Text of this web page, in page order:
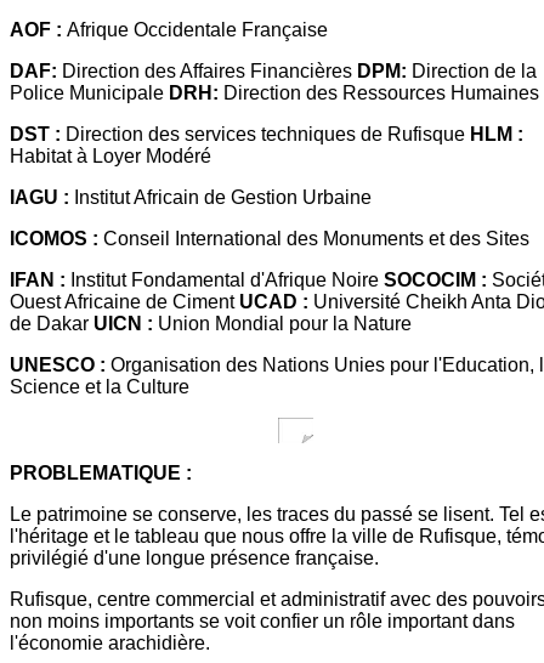
AOF : Afrique Occidentale Française
DAF: Direction des Affaires Financières DPM: Direction de la
Police Municipale DRH: Direction des Ressources Humaines
DST : Direction des services techniques de Rufisque HLM :
Habitat à Loyer Modéré
IAGU : Institut Africain de Gestion Urbaine
ICOMOS : Conseil International des Monuments et des Sites
IFAN : Institut Fondamental d'Afrique Noire SOCOCIM :
Ouest Africaine de Ciment UCAD : Université Cheikh Anta
de Dakar UICN : Union Mondial pour la Nature
UNESCO : Organisation des Nations Unies pour l'Education,
Science et la Culture
PROBLEMATIQUE :
Le patrimoine se conserve, les traces du passé se lisent. Tel
l'héritage et le tableau que nous offre la ville de Rufisque,
privilégié d'une longue présence française.
Rufisque, centre commercial et administratif avec des
non moins importants se voit confier un rôle important dans
l'économie arachidière.